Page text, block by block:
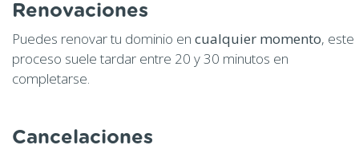
Renovaciones
Puedes renovar tu dominio en cualquier momento, este
proceso suele tardar entre 20 y 30 minutos en
completarse.
Cancelaciones